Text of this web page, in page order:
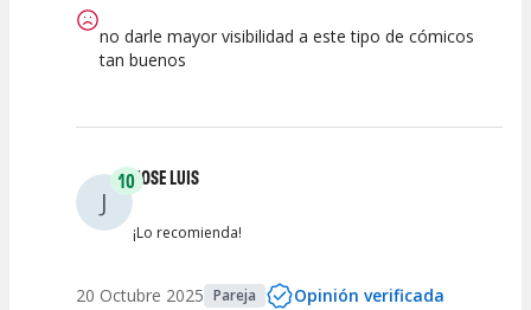
no darle mayor visibilidad a este tipo de cómicos
tan buenos
J
10JOSE LUIS
¡Lo recomienda!
20 Octubre 2025 Pareja Opinión verificada